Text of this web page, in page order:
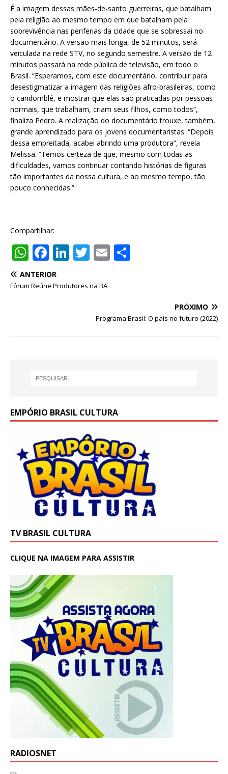
É a imagem dessas mães-de-santo guerreiras, que batalham
pela religião ao mesmo tempo em que batalham pela
sobrevivência nas periferias da cidade que se sobressai no
documentário. A versão mais longa, de 52 minutos, será
veiculada na rede STV, no segundo semestre. A versão de 12
minutos passará na rede pública de televisão, em todo o
Brasil. “Esperamos, com este documentário, contribuir para
desestigmatizar a imagem das religiões afro-brasileiras, como
o candomblé, e mostrar que elas são praticadas por pessoas
normais, que trabalham, criam seus filhos, como todos”,
finaliza Pedro. A realização do documentário trouxe, também,
grande aprendizado para os jovens documentaristas. “Depois
dessa empreitada, acabei abrindo uma produtora”, revela
Melissa. “Temos certeza de que, mesmo com todas as
dificuldades, vamos continuar contando histórias de figuras
tão importantes da nossa cultura, e ao mesmo tempo, tão
pouco conhecidas.”
Compartilhar:
W
h
at
F
a
c
Li
k
T
it
r
E
ANTERIOR
Fórum Reúne Produtores na BA
PRÓXIMO
Programa Brasil: O país no futuro (2022)
EMPÓRIO BRASIL CULTURA
TV BRASIL CULTURA
CLIQUE NA IMAGEM PARA ASSISTIR
RADIOSNET